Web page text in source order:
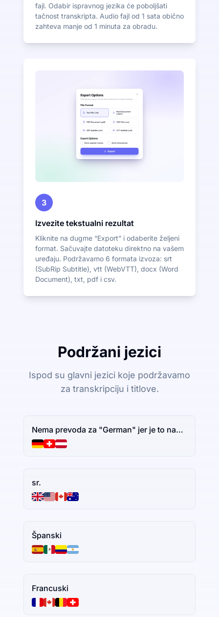
fajl. Odabir ispravnog jezika će poboljšati
tačnost transkripta. Audio fajl od 1 sata obično
zahteva manje od 1 minuta za obradu.
3
Izvezite tekstualni rezultat
Kliknite na dugme “Export” i odaberite željeni
format. Sačuvajte datoteku direktno na vašem
uređaju. Podržavamo 6 formata izvoza: srt
(SubRip Subtitle), vtt (WebVTT), docx (Word
Document), txt, pdf i csv.
Podržani jezici
Ispod su glavni jezici koje podržavamo
za transkripciju i titlove.
Nema prevoda za "German" jer je to naziv jezika. Ako imate dodatni tekst za prevođenje, slobodno ga podelite.
sr.
Španski
Francuski